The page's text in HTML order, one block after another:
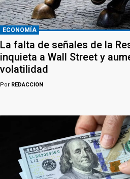
ECONOMÍA
La falta de señales de la
inquieta a Wall Street y
volatilidad
Por REDACCION